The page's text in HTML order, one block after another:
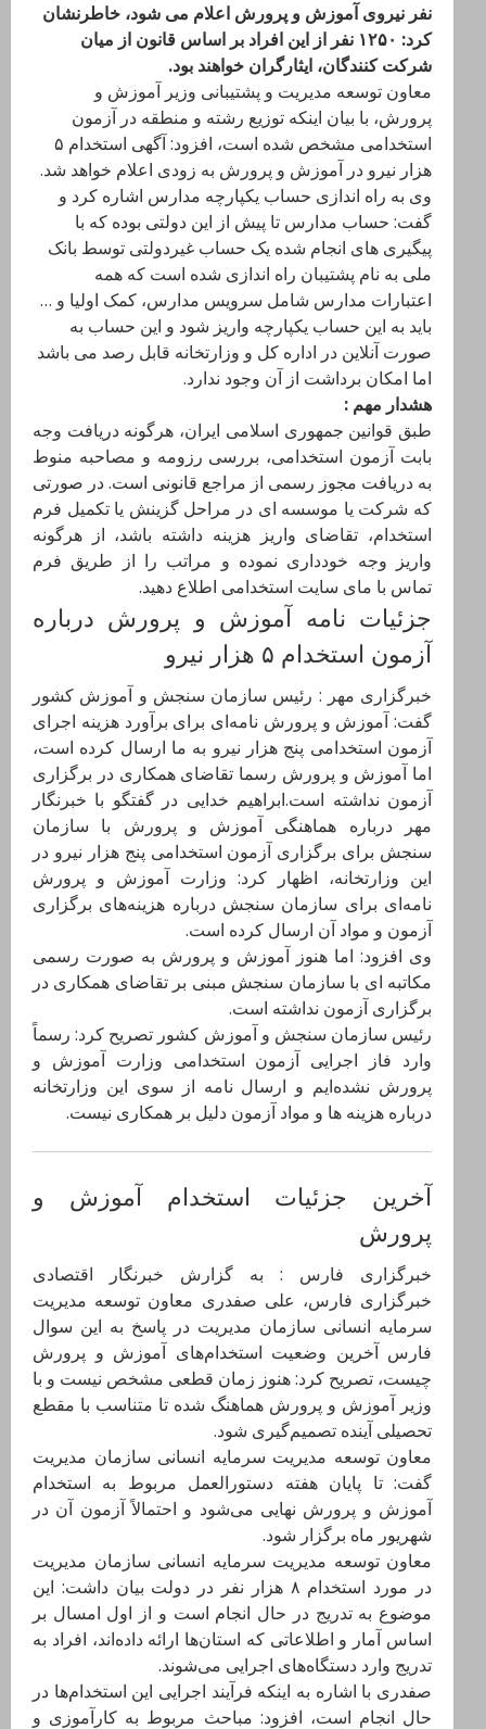
نفر نیروی آموزش و پرورش اعلام می شود، خاطرنشان
کرد: ۱۲۵۰ نفر از این افراد بر اساس قانون از میان
شرکت کنندگان، ایثارگران خواهند بود.
معاون توسعه مدیریت و پشتیبانی وزیر آموزش و
پرورش، با بیان اینکه توزیع رشته و منطقه در آزمون
استخدامی مشخص شده است، افزود: آگهی استخدام ۵
هزار نیرو در آموزش و پرورش به زودی اعلام خواهد شد.
وی به راه اندازی حساب یکپارچه مدارس اشاره کرد و
گفت: حساب مدارس تا پیش از این دولتی بوده که با
پیگیری های انجام شده یک حساب غیردولتی توسط بانک
ملی به نام پشتیبان راه اندازی شده است که همه
اعتبارات مدارس شامل سرویس مدارس، کمک اولیا و …
باید به این حساب یکپارچه واریز شود و این حساب به
صورت آنلاین در اداره کل و وزارتخانه قابل رصد می باشد
اما امکان برداشت از آن وجود ندارد.
هشدار مهم :
طبق قوانین جمهوری اسلامی ایران، هرگونه دریافت وجه
بابت آزمون استخدامی، بررسی رزومه و مصاحبه منوط
به دریافت مجوز رسمی از مراجع قانونی است. در صورتی
که شرکت یا موسسه ای در مراحل گزینش یا تکمیل فرم
استخدام، تقاضای واریز هزینه داشته باشد، از هرگونه
واریز وجه خودداری نموده و مراتب را از طریق فرم
تماس با مای سایت استخدامی اطلاع دهید.
جزئیات نامه آموزش و پرورش درباره
آزمون استخدام ۵ هزار نیرو
خبرگزاری مهر : رئیس سازمان سنجش و آموزش کشور
گفت: آموزش و پرورش نامه‌ای برای برآورد هزینه اجرای
آزمون استخدامی پنج هزار نیرو به ما ارسال کرده است،
اما آموزش و پرورش رسما تقاضای همکاری در برگزاری
آزمون نداشته است.ابراهیم خدایی در گفتگو با خبرنگار
مهر درباره هماهنگی آموزش و پرورش با سازمان
سنجش برای برگزاری آزمون استخدامی پنج هزار نیرو در
این وزارتخانه، اظهار کرد: وزارت آموزش و پرورش
نامه‌ای برای سازمان سنجش درباره هزینه‌های برگزاری
آزمون و مواد آن ارسال کرده است.
وی افزود: اما هنوز آموزش و پرورش به صورت رسمی
مکاتبه ای با سازمان سنجش مبنی بر تقاضای همکاری در
برگزاری آزمون نداشته است.
رئیس سازمان سنجش و آموزش کشور تصریح کرد: رسماً
وارد فاز اجرایی آزمون استخدامی وزارت آموزش و
پرورش نشده‌ایم و ارسال نامه از سوی این وزارتخانه
درباره هزینه ها و مواد آزمون دلیل بر همکاری نیست.
آخرین جزئیات استخدام آموزش و
پرورش
خبرگزاری فارس : به گزارش خبرنگار اقتصادی
خبرگزاری فارس، علی صفدری معاون توسعه مدیریت
سرمایه انسانی سازمان مدیریت در پاسخ به این سوال
فارس آخرین وضعیت استخدام‌های آموزش و پرورش
چیست، تصریح کرد: هنوز زمان قطعی مشخص نیست و با
وزیر آموزش و پرورش هماهنگ شده تا متناسب با مقطع
تحصیلی آینده تصمیم‌گیری شود.
معاون توسعه مدیریت سرمایه انسانی سازمان مدیریت
گفت: تا پایان هفته دستورالعمل مربوط به استخدام
آموزش و پرورش نهایی می‌شود و احتمالاً‌ آزمون آن در
شهریور ماه برگزار شود.
معاون توسعه مدیریت سرمایه انسانی سازمان مدیریت
در مورد استخدام ۸ هزار نفر در دولت بیان داشت: این
موضوع به تدریج در حال انجام است و از اول امسال بر
اساس آمار و اطلاعاتی که استان‌ها ارائه داده‌اند، افراد به
تدریج وارد دستگاه‌های اجرایی می‌شوند.
صفدری با اشاره به اینکه فرآیند اجرایی این استخدام‌ها در
حال انجام است، افزود: مباحث مربوط به کارآموزی و